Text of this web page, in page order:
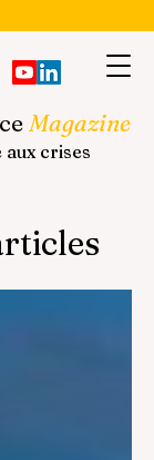
Magazine
crises